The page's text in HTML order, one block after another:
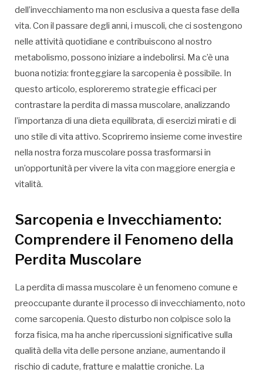
dell’invecchiamento ma non esclusiva a questa fase della
vita. Con il passare degli anni, i muscoli, che ci sostengono
nelle attività quotidiane e contribuiscono al nostro
metabolismo, possono iniziare a indebolirsi. Ma c’è una
buona notizia: fronteggiare la sarcopenia è possibile. In
questo articolo, esploreremo strategie efficaci per
contrastare la perdita di massa muscolare, analizzando
l’importanza di una dieta equilibrata, di esercizi mirati e di
uno stile di vita attivo. Scopriremo insieme come investire
nella nostra forza muscolare possa trasformarsi in
un’opportunità per vivere la vita con maggiore energia e
vitalità.
Sarcopenia e Invecchiamento:
Comprendere il Fenomeno della
Perdita Muscolare
La perdita di massa muscolare è un fenomeno comune e
preoccupante durante il processo di invecchiamento, noto
come sarcopenia. Questo disturbo non colpisce solo la
forza fisica, ma ha anche ripercussioni significative sulla
qualità della vita delle persone anziane, aumentando il
rischio di cadute, fratture e malattie croniche. La